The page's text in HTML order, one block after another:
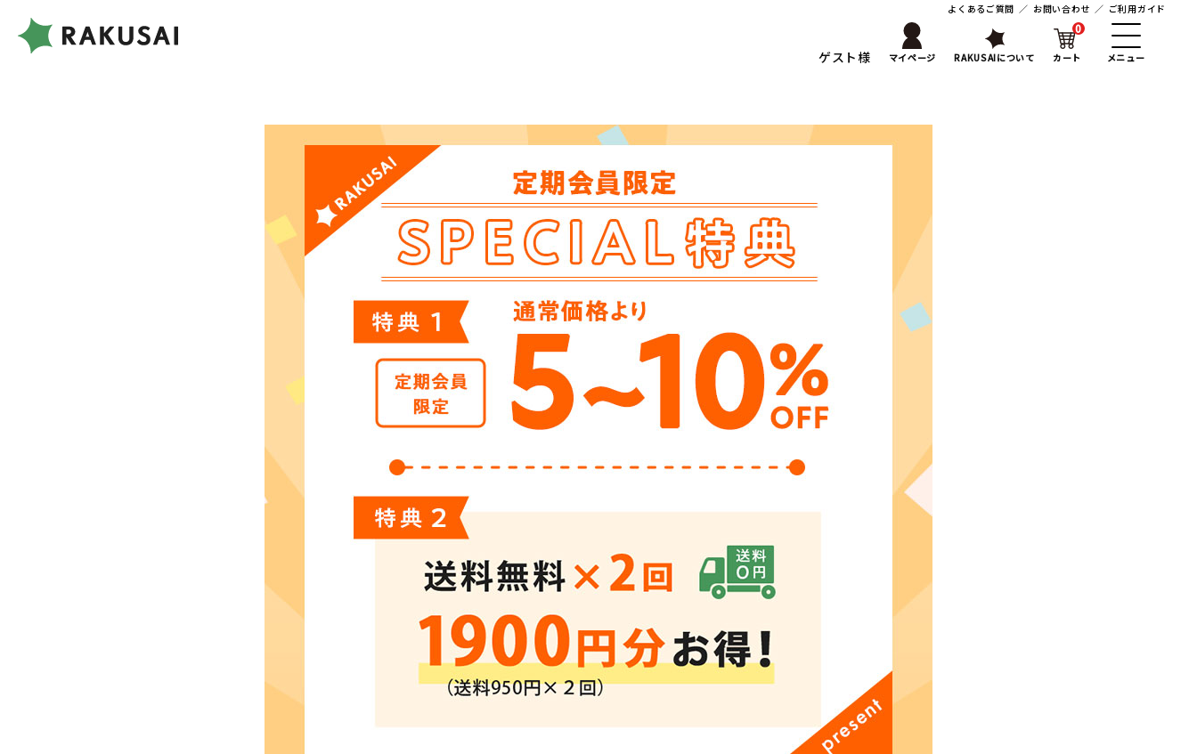
よくあるご質問 ／ お問い合わせ ／ ご利用ガイド
ゲスト様 マイページ RAKUSAIについて カート
0
メニュー